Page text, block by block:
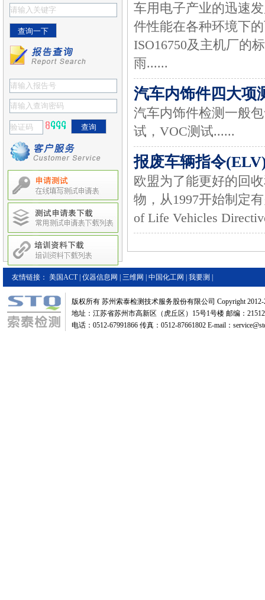
车用电子产业的迅速
件性能在各种环境下
ISO16750及主机厂的
雨......
汽车内饰件四大项
汽车内饰件检测一般
试，VOC测试......
报废车辆指令
欧盟为了能更好的回
物，从1997开始制定
of Life Vehicles
友情链接： 美国ACT| 仪器信息网 三维网 中国化工网 我要测
版权所有 苏州索泰检测技术服务股份有限公司 Copyright 2012-
地址：江苏省苏州市高新区（虎丘区）15号1号楼 邮编：
电话：0512-67991866 传真：0512-87661802 E-mail：